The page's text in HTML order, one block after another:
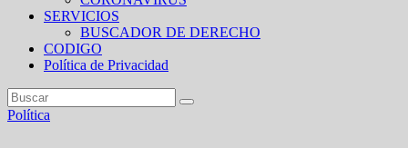
SERVICIOS
BUSCADOR DE DERECHO
CODIGO
Política de Privacidad
Política